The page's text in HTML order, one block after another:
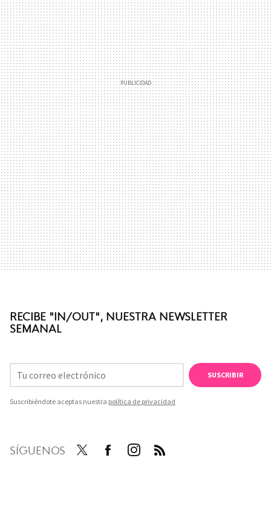
RECIBE "IN/OUT", NUESTRA NEWSLETTER
SEMANAL
SUSCRIBIR
Suscribiéndote aceptas nuestra política de privacidad
SÍGUENOS